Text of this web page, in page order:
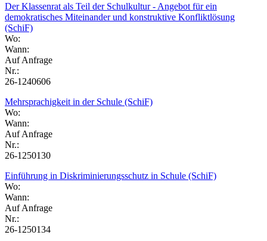
Der Klassenrat als Teil der Schulkultur - Angebot für ein
demokratisches Miteinander und konstruktive Konfliktlösung
(SchiF)
Wo:
Wann:
Auf Anfrage
Nr.:
26-1240606
Mehrsprachigkeit in der Schule (SchiF)
Wo:
Wann:
Auf Anfrage
Nr.:
26-1250130
Einführung in Diskriminierungsschutz in Schule (SchiF)
Wo:
Wann:
Auf Anfrage
Nr.:
26-1250134